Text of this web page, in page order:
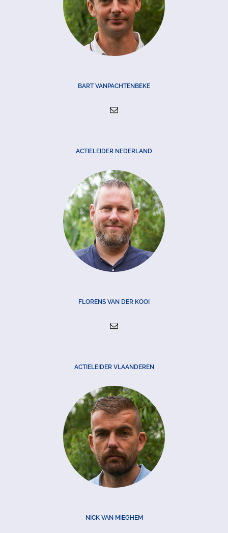
BART VANPACHTENBEKE
ACTIELEIDER NEDERLAND
FLORENS VAN DER KOOI
ACTIELEIDER VLAANDEREN
NICK VAN MIEGHEM